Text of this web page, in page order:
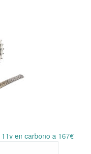
en carbono a 167€